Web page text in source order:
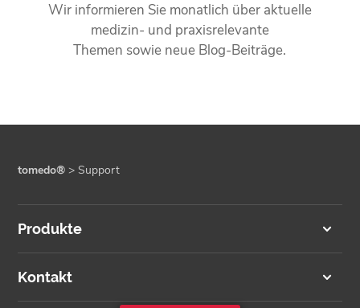
Wir informieren Sie monatlich über aktuelle
medizin- und praxisrelevante
Themen sowie neue Blog-Beiträge.
tomedo® > Support
Produkte
Kontakt